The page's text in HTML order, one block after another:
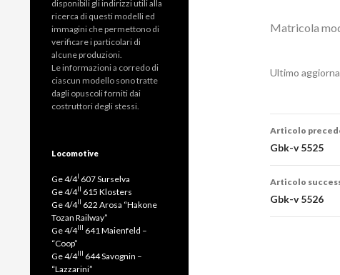
Matricola
Ultimo
articolo
Articolo
Gbk-v 5525
Articolo
Gbk-v 5526
disponibili gli indirizzi utili alla
ricerca di questi modelli ed
immagini che permettono di
verificare i particolari di
alcune produzioni.
Le informazioni a corredo di
ciascun modello sono tratte
dagli opuscoli forniti dai
costruttori degli stessi.
Locomotive
Ge 4/4 607 Surselva
Ge 4/4 615 Klosters
Ge 4/4 622 Arosa “Hakone
Tozan Railway”
Ge 4/4
641 Maienfeld –
“Coop”
Ge 4/4
644 Savognin –
“Lazzarini”